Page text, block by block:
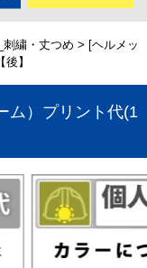
刺繍・丈つめ > [ヘルメッ
】
ム）プリント代(1